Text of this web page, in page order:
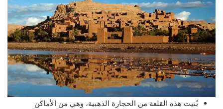
بُنيت هذه القلعة من الحجارة الذهبية، وهي من الأماكن